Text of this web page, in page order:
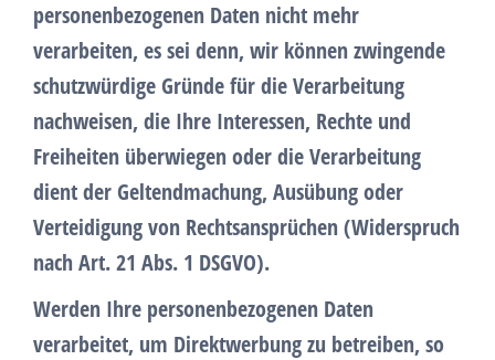
personenbezogenen Daten nicht mehr
verarbeiten, es sei denn, wir können zwingende
schutzwürdige Gründe für die Verarbeitung
nachweisen, die Ihre Interessen, Rechte und
Freiheiten überwiegen oder die Verarbeitung
dient der Geltendmachung, Ausübung oder
Verteidigung von Rechtsansprüchen (Widerspruch
nach Art. 21 Abs. 1 DSGVO).
Werden Ihre personenbezogenen Daten
verarbeitet, um Direktwerbung zu betreiben, so